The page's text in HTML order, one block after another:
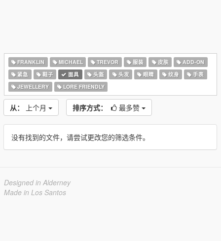
FRANKLIN MICHAEL TREVOR 服装 皮肤
ADD-ON
紧急
鞋子 面具 头盔 头发 眼睛 纹身
手表
JEWELLERY
LORE FRIENDLY
从： 上个月 排序方式： 最多赞
没有找到的文件，请尝试更改您的筛选条件。
Designed in Alderney
Made in Los Santos